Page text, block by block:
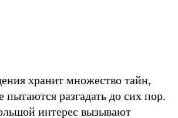
хранит множество тайн,
пытаются разгадать до сих пор.
интерес вызывают